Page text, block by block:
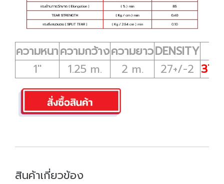
ความหนาความกว้างความยาวDENSITY
1"
1.25 m. 2 m. 27+/-2
สินค้าเกี่ยวข้อง